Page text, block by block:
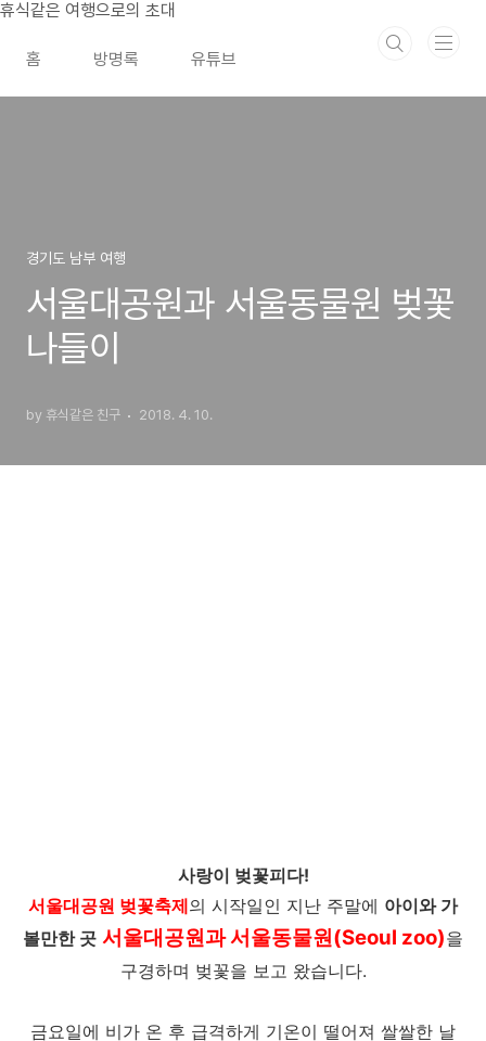
본문 바로가기
휴식같은 여행으로의 초대
홈 방명록 유튜브
경기도 남부 여행
서울대공원과 서울동물원 벚꽃
나들이
by 휴식같은 친구 2018. 4. 10.
사랑이 벚꽃피다!
서울대공원 벚꽃축제의 시작일인 지난 주말에 아이와 가
볼만한 곳 서울대공원과 서울동물원(Seoul zoo)을
구경하며 벚꽃을 보고 왔습니다.
금요일에 비가 온 후 급격하게 기온이 떨어져 쌀쌀한 날